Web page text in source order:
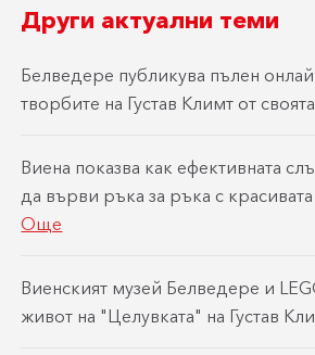
Други актуални теми
Белведере публикува пълен
творбите на Густав Климт от
Виена показва как ефективната
да върви ръка за ръка с
Още
Виенският музей Белведере и
живот на "Целувката" на Густав